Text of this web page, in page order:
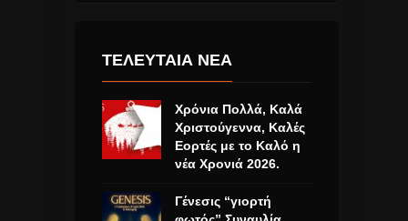
ΤΕΛΕΥΤΑΙΑ ΝΕΑ
Χρόνια Πολλά, Καλά
Χριστούγεννα, Καλές
Εορτές με το Καλό η
νέα Χρονιά 2026.
Γένεσις “γιορτή